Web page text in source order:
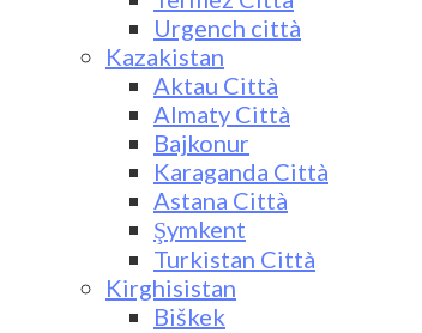
Urgench città
Kazakistan
Aktau Città
Almaty Città
Bajkonur
Karaganda Città
Astana Città
Şymkent
Turkistan Città
Kirghisistan
Biškek